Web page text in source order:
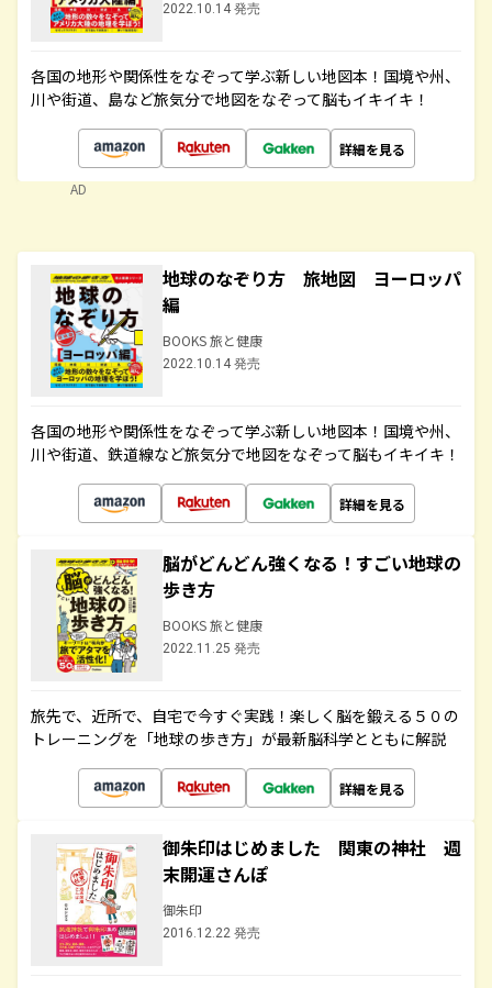
2022.10.14 発売
各国の地形や関係性をなぞって学ぶ新しい地図本！国境や州、
川や街道、島など旅気分で地図をなぞって脳もイキイキ！
詳細を見る
AD
地球のなぞり方 旅地図 ヨーロッパ
編
BOOKS 旅と健康
2022.10.14 発売
各国の地形や関係性をなぞって学ぶ新しい地図本！国境や州、
川や街道、鉄道線など旅気分で地図をなぞって脳もイキイキ！
詳細を見る
脳がどんどん強くなる！すごい地球の
歩き方
BOOKS 旅と健康
2022.11.25 発売
旅先で、近所で、自宅で今すぐ実践！楽しく脳を鍛える５０の
トレーニングを「地球の歩き方」が最新脳科学とともに解説
詳細を見る
御朱印はじめました 関東の神社 週
末開運さんぽ
御朱印
2016.12.22 発売